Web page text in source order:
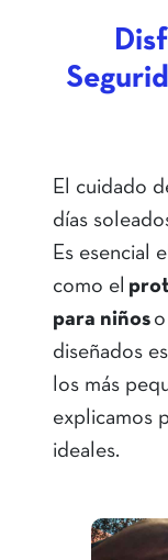
El cuidado
días
Es esencial
como el
para niños o
diseñados
los más
explicamos
ideales.